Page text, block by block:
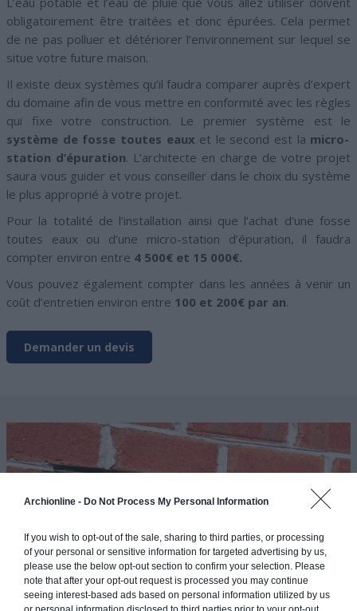
Archionline - Do Not Process My Personal Information
If you wish to opt-out of the sale, sharing to third parties, or processing
of your personal or sensitive information for targeted advertising by us,
please use the below opt-out section to confirm your selection. Please
note that after your opt-out request is processed you may continue
seeing interest-based ads based on personal information utilized by us
obligatoirement être traitées et donc épurées. Cela permet
de ne pas polluer et détériorer l’environnement sur lequel se
situe votre future maison.
Il existe deux systèmes qu’il faudra comparer auprès d’expert
du domaine afin de vous mettre en conformité avec les règles
qui fixe votre construction. Le premier système est le
système de fosse toutes eaux et le second est la micro-
station d’épuration. L’architecte en charge de votre projet
saura vous guider et vous conseiller dans le choix du système
le plus approprié à votre projet.
Pour la totalité de l’installation ainsi que l’achat d’une fosse
toutes eaux ou d’une micro-station d’épuration, il faudra
compter environ entre 4 500€ et 15 000€.
Vous pouvez également compter dans les années à venir un
coût d’entretien environ entre 100 et 200€ par an.
Demander un devis